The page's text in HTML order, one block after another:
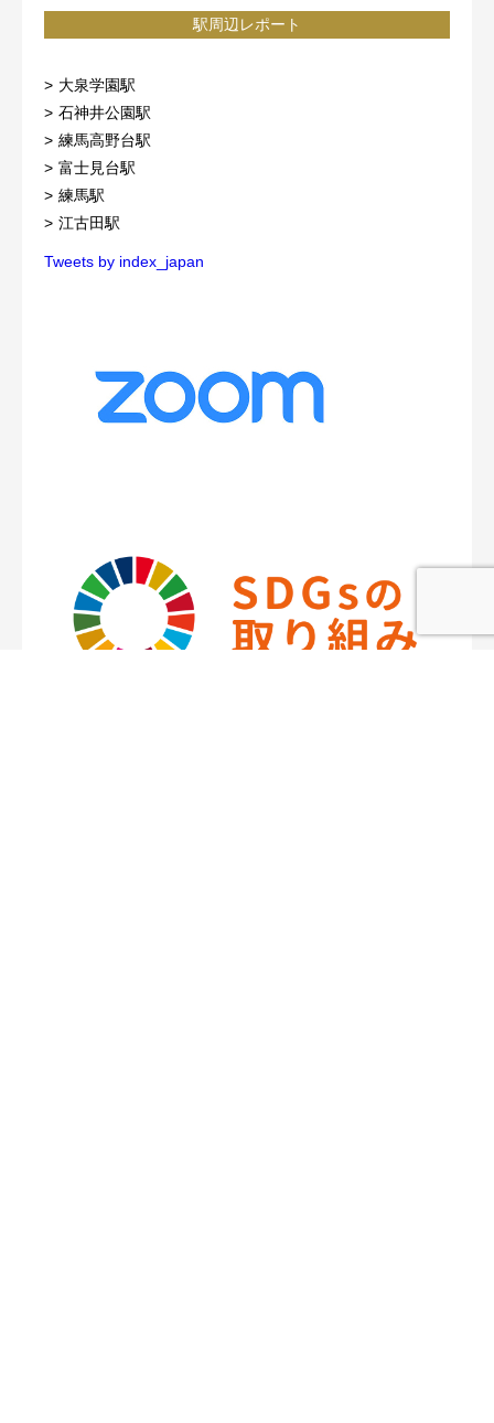
駅周辺レポート
大泉学園駅
石神井公園駅
練馬高野台駅
富士見台駅
練馬駅
江古田駅
Tweets by index_japan